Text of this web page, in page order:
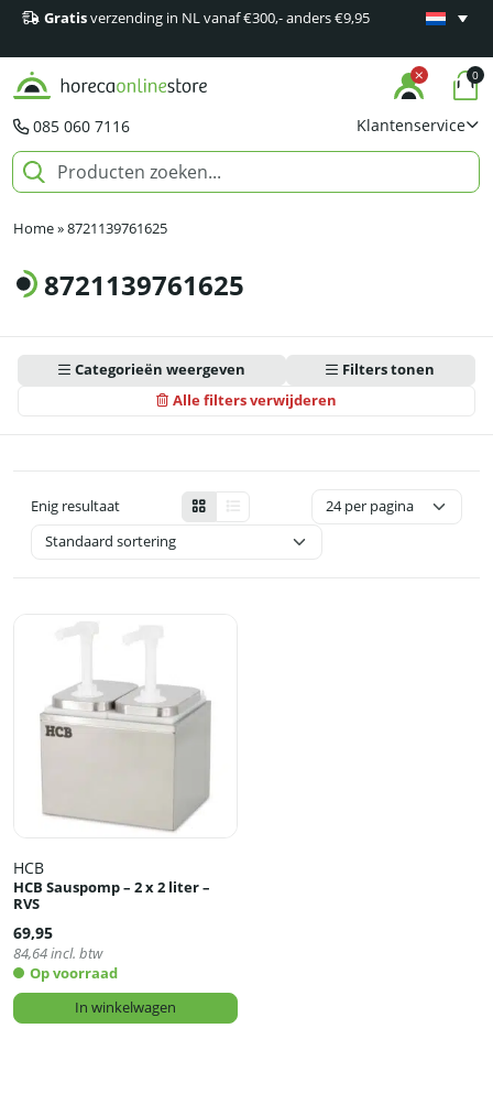
Gratisverzending in NL vanaf €300,- anders €9,95
Minimaal
085 060 7116 Klantenservice
0
Home»8721139761625
8721139761625
Categorieën weergeven
Alle filters verwijderen
Filters tonen
Enig resultaat
HCB
HCB Sauspomp – 2 x 2 liter –
RVS
69,95
84,64incl. btw
Op voorraad
In winkelwagen